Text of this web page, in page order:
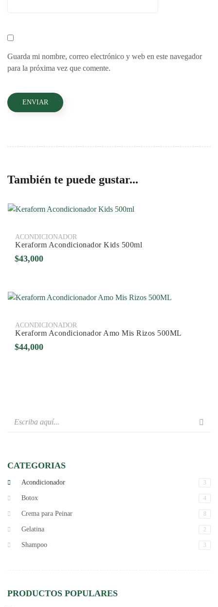
Guarda mi nombre, correo electrónico y web en este navegador
para la próxima vez que comente.
También te puede gustar...
ACONDICIONADOR
Keraform Acondicionador Kids 500ml
$43,000
ACONDICIONADOR
Keraform Acondicionador Amo Mis Rizos 500ML
$44,000
CATEGORIAS
Acondicionador 3
Botox 4
Crema para Peinar 8
Gelatina 2
Shampoo 3
PRODUCTOS POPULARES